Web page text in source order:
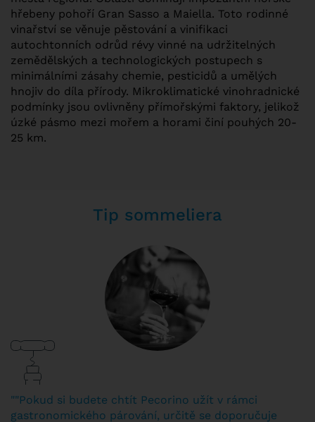
hřebeny pohoří Gran Sasso a Maiella. Toto rodinné
vinařství se věnuje pěstování a vinifikaci
autochtonních odrůd révy vinné na udržitelných
zemědělských a technologických postupech s
minimálními zásahy chemie, pesticidů a umělých
hnojiv do díla přírody. Mikroklimatické vinohradnické
podmínky jsou ovlivněny přímořskými faktory, jelikož
úzké pásmo mezi mořem a horami činí pouhých 20-
25 km.
Tip sommeliera
""Pokud si budete chtít Pecorino užít v rámci
gastronomického párování, určitě se doporučuje